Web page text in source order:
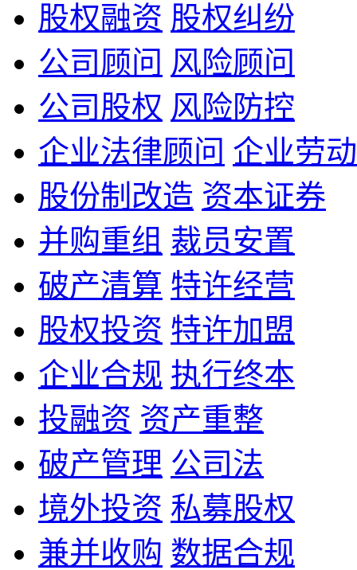
股权融资 股权纠纷
公司顾问 风险顾问
公司股权 风险防控
企业法律顾问 企业劳
股份制改造 资本证券
并购重组 裁员安置
破产清算 特许经营
股权投资 特许加盟
企业合规 执行终本
投融资 资产重整
破产管理 公司法
境外投资 私募股权
兼并收购 数据合规